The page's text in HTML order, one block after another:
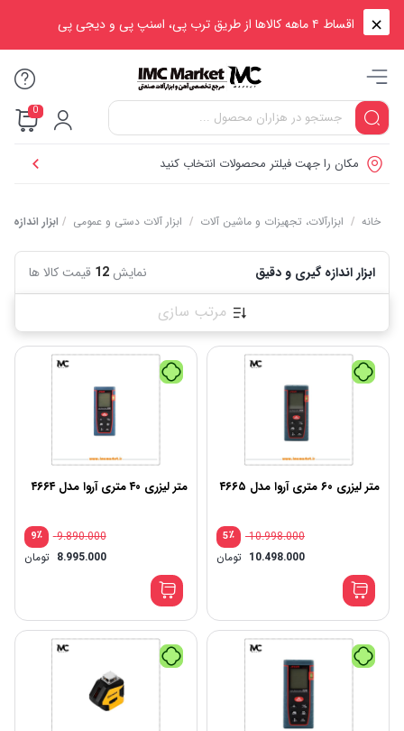
اقساط ۴ ماهه کالاها از طریق ترب پی، اسنپ پی و دیجی پی
0
مکان را جهت فیلتر محصولات انتخاب کنید
خانه / ابزارآلات، تجهیزات و ماشین آلات / ابزار آلات دستی و عمومی / ابزار
ابزار اندازه گیری و دقیق نمایش 12 قیمت کالا ها
مرتب سازی
متر لیزری ۶۰ متری آروا مدل ۴۶۶۵
٪5
10.998.000
10.498.000 تومان
متر لیزری ۴۰ متری آروا مدل ۴۶۶۴
٪9
9.890.000
8.995.000 تومان